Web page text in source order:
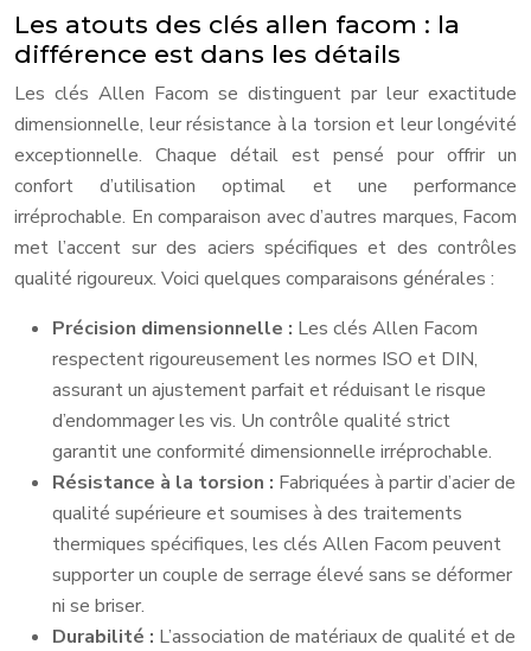
Les atouts des clés allen facom : la
différence est dans les détails
Les clés Allen Facom se distinguent par leur exactitude
dimensionnelle, leur résistance à la torsion et leur longévité
exceptionnelle. Chaque détail est pensé pour offrir un
confort d’utilisation optimal et une performance
irréprochable. En comparaison avec d’autres marques, Facom
met l’accent sur des aciers spécifiques et des contrôles
qualité rigoureux. Voici quelques comparaisons générales :
Précision dimensionnelle : Les clés Allen Facom
respectent rigoureusement les normes ISO et DIN,
assurant un ajustement parfait et réduisant le risque
d’endommager les vis. Un contrôle qualité strict
garantit une conformité dimensionnelle irréprochable.
Résistance à la torsion : Fabriquées à partir d’acier de
qualité supérieure et soumises à des traitements
thermiques spécifiques, les clés Allen Facom peuvent
supporter un couple de serrage élevé sans se déformer
ni se briser.
Durabilité : L’association de matériaux de qualité et de